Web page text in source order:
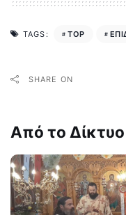
TAGS: TOP
SHARE ON
Από το Δίκτυο